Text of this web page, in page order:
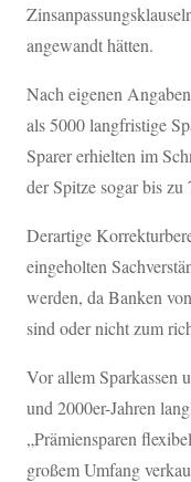
angewandt hätten.
Nach eigenen
als 5000 langfristige
Sparer erhielten im
der Spitze sogar bis zu
Derartige
eingeholten
werden, da Banken
sind oder nicht zum
Vor allem Sparkassen
und 2000er-Jahren
„Prämiensparen
großem Umfang